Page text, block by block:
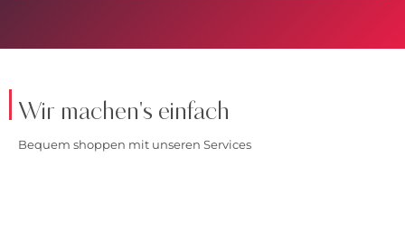
Wir machen's einfach
Bequem shoppen mit unseren Services